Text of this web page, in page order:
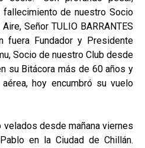
de nuestro Socio
Señor TULIO BARRANTES
fuera Fundador y Presidente
Socio de nuestro Club desde
su Bitácora más de 60 años y
hoy encumbró su vuelo
desde mañana viernes
en la Ciudad de Chillán.